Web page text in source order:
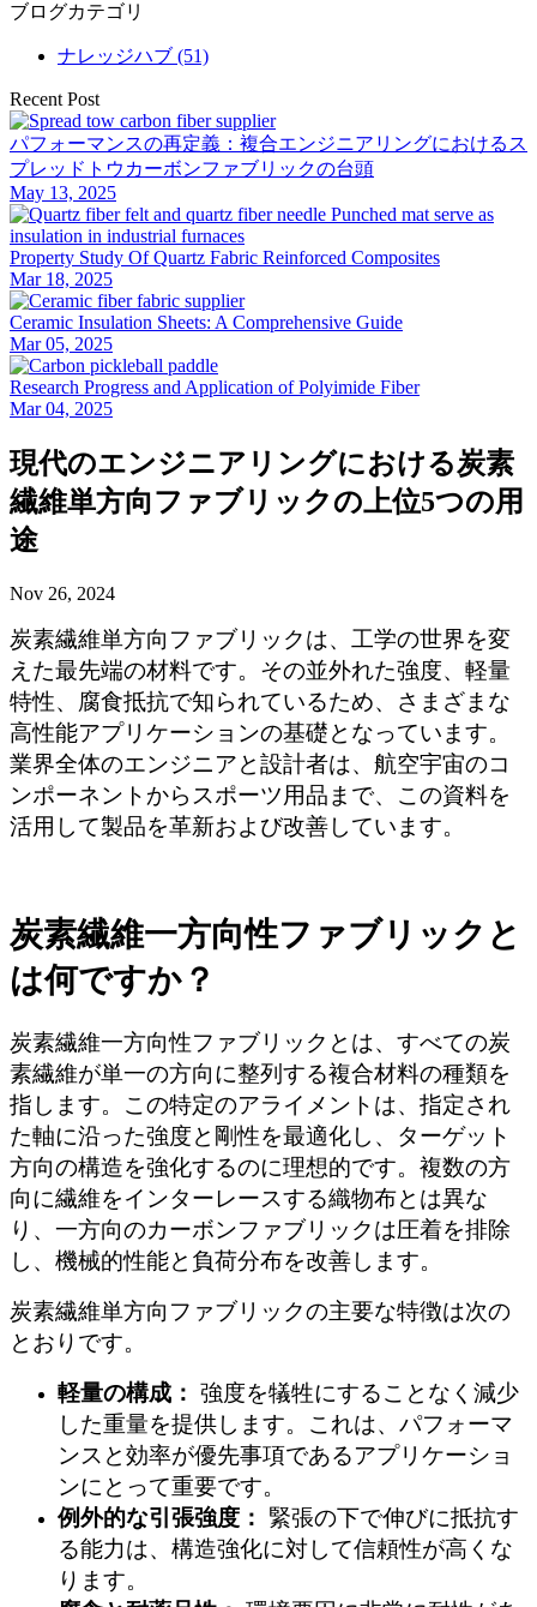
ブログカテゴリ
ナレッジハブ (51)
Recent Post
パフォーマンスの再定義：複合エンジニアリングにおけるス
プレッドトウカーボンファブリックの台頭
May 13, 2025
Property Study Of Quartz Fabric Reinforced Composites
Mar 18, 2025
Ceramic Insulation Sheets: A Comprehensive Guide
Mar 05, 2025
Research Progress and Application of Polyimide Fiber
Mar 04, 2025
現代のエンジニアリングにおける炭素
繊維単方向ファブリックの上位5つの用
途
Nov 26, 2024
炭素繊維単方向ファブリックは、工学の世界を変
えた最先端の材料です。その並外れた強度、軽量
特性、腐食抵抗で知られているため、さまざまな
高性能アプリケーションの基礎となっています。
業界全体のエンジニアと設計者は、航空宇宙のコ
ンポーネントからスポーツ用品まで、この資料を
活用して製品を革新および改善しています。
炭素繊維一方向性ファブリックと
は何ですか？
炭素繊維一方向性ファブリックとは、すべての炭
素繊維が単一の方向に整列する複合材料の種類を
指します。この特定のアライメントは、指定され
た軸に沿った強度と剛性を最適化し、ターゲット
方向の構造を強化するのに理想的です。複数の方
向に繊維をインターレースする織物布とは異な
り、一方向のカーボンファブリックは圧着を排除
し、機械的性能と負荷分布を改善します。
炭素繊維単方向ファブリックの主要な特徴は次の
とおりです。
軽量の構成：
強度を犠牲にすることなく減少
した重量を提供します。これは、パフォーマ
ンスと効率が優先事項であるアプリケーショ
ンにとって重要です。
例外的な引張強度：
緊張の下で伸びに抵抗す
る能力は、構造強化に対して信頼性が高くな
ります。